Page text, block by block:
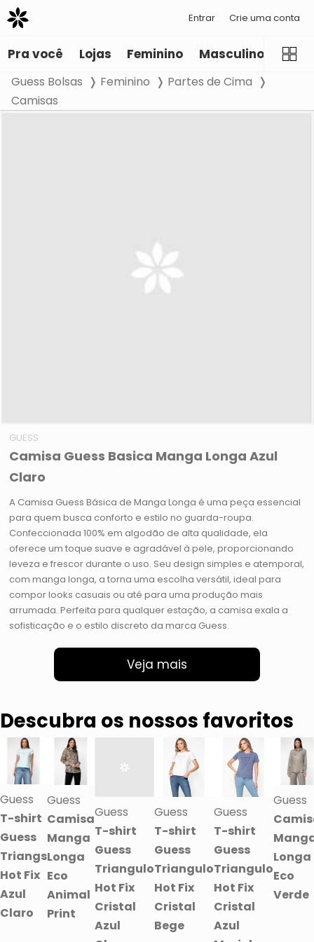
Entrar Crie uma conta
Pra você Lojas Feminino Masculino
Guess Bolsas Feminino
Partes de Cima
Camisas
GUESS
Camisa Guess Basica Manga Longa Azul
Claro
A Camisa Guess Básica de Manga Longa é uma peça essencial
para quem busca conforto e estilo no guarda-roupa.
Confeccionada 100% em algodão de alta qualidade, ela
oferece um toque suave e agradável à pele, proporcionando
leveza e frescor durante o uso. Seu design simples e atemporal,
com manga longa, a torna uma escolha versátil, ideal para
compor looks casuais ou até para uma produção mais
arrumada. Perfeita para qualquer estação, a camisa exala a
sofisticação e o estilo discreto da marca Guess.
Veja mais
Descubra os nossos favoritos
Guess
T-shirt
Guess
Triangs
Hot Fix
Azul
Claro
Guess
Camisa
Manga
Longa
Eco
Animal
Print
Guess
T-shirt
Guess
Triangulo
Hot Fix
Cristal
Azul
Guess
T-shirt
Guess
Triangulo
Hot Fix
Cristal
Bege
Guess
T-shirt
Guess
Triangulo
Hot Fix
Cristal
Azul
Guess
Longa
Eco
Verde